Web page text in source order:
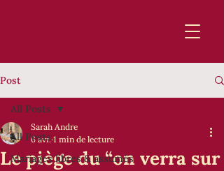
Post
All Posts
Mariages libres & assumés
All Posts
Le piège du “on verra sur
Sarah Andre
6 avr. 1 min de lecture